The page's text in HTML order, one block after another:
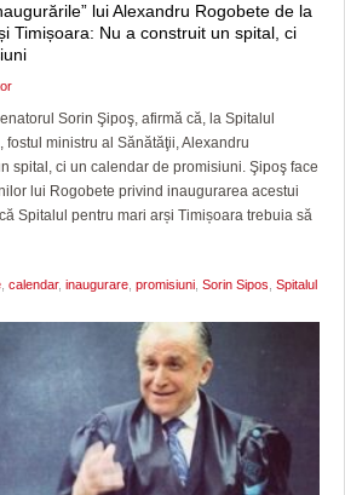
lui Alexandru Rogobete de la
Timișoara: Nu a construit un spital, ci
Sorin Şipoş, afirmă că, la Spitalul
fostul ministru al Sănătăţii, Alexandru
spital, ci un calendar de promisiuni. Şipoş face
lui Rogobete privind inaugurarea acestui
Spitalul pentru mari arși Timișoara trebuia să
, calendar, inaugurare, promisiuni, Sorin Sipos, Spitalul